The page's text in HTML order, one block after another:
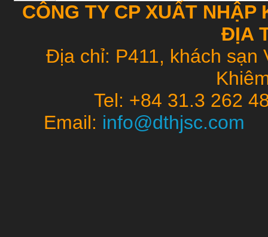
CÔNG TY CP XUẤT
ĐỊA
Địa chỉ: P411, khách sạn
Tel: +84 31.3 262
Email: